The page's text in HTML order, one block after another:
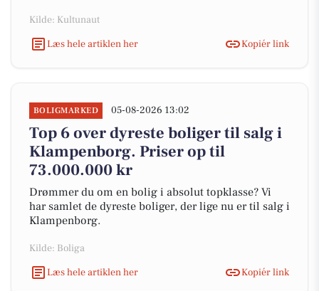
Kilde: Kultunaut
Læs hele artiklen her
Kopiér link
BOLIGMARKED 05-08-2026 13:02
Top 6 over dyreste boliger til salg i
Klampenborg. Priser op til
73.000.000 kr
Drømmer du om en bolig i absolut topklasse? Vi
har samlet de dyreste boliger, der lige nu er til salg i
Klampenborg.
Kilde: Boliga
Læs hele artiklen her
Kopiér link